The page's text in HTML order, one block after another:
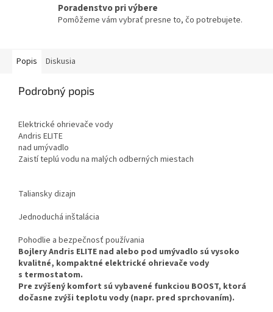
Poradenstvo pri výbere
Pomôžeme vám vybrať presne to, čo potrebujete.
Popis Diskusia
Podrobný popis
Elektrické ohrievače vody
Andris ELITE
nad umývadlo
Zaistí teplú vodu na malých odberných miestach
Taliansky dizajn
Jednoduchá inštalácia
Pohodlie a bezpečnosť používania
Bojlery Andris ELITE nad alebo pod umývadlo sú vysoko
kvalitné, kompaktné elektrické ohrievače vody
s termostatom.
Pre zvýšený komfort sú vybavené funkciou BOOST, ktorá
dočasne zvýši teplotu vody (napr. pred sprchovaním).